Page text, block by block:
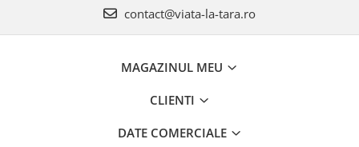
contact@viata-la-tara.ro
MAGAZINUL MEU
CLIENTI
DATE COMERCIALE